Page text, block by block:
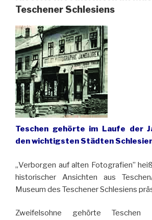
Teschener Schlesiens
Teschen gehörte im Laufe der
den wichtigsten Städten
„Verborgen auf alten Fotografien”
historischer Ansichten aus
Museum des Teschener Schlesiens
Zweifelsohne gehörte